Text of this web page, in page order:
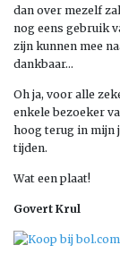
dan over mezelf
nog eens gebruik
zijn kunnen mee
dankbaar…
Oh ja, voor alle
enkele bezoeker
hoog terug in mijn
tijden.
Wat een plaat!
Govert Krul